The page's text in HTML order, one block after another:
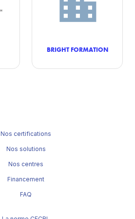
BRIGHT FORMATION
Nos certifications
Nos solutions
Nos centres
Financement
FAQ